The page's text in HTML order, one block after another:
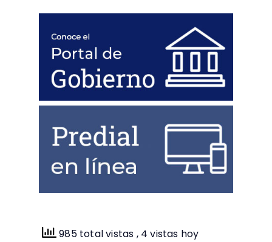
Avance de Obras, Ejercicio 2024, 01
Catálogo de Fraccionamientos
985 total vistas , 4 vistas hoy